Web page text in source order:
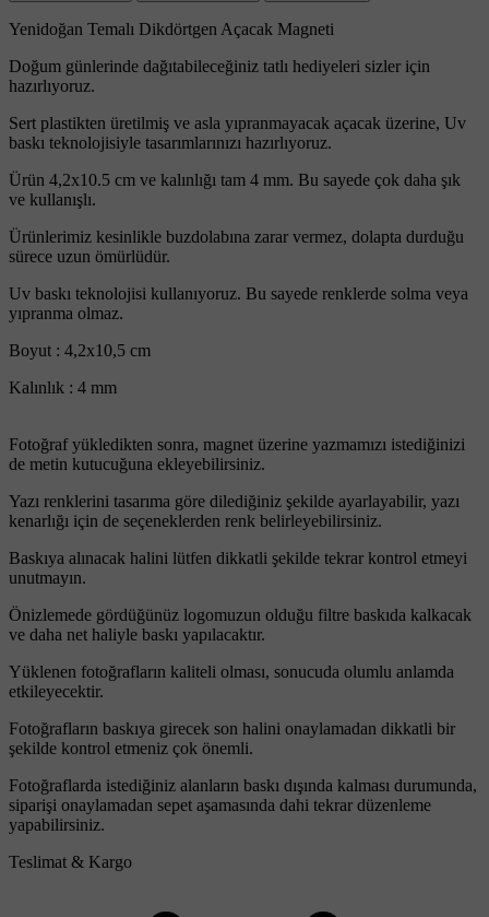
Yenidoğan Temalı Dikdörtgen Açacak Magneti
Doğum günlerinde dağıtabileceğiniz tatlı hediyeleri sizler için
hazırlıyoruz.
Sert plastikten üretilmiş ve asla yıpranmayacak açacak üzerine, Uv
baskı teknolojisiyle tasarımlarınızı hazırlıyoruz.
Ürün 4,2x10.5 cm ve kalınlığı tam 4 mm. Bu sayede çok daha şık
ve kullanışlı.
Ürünlerimiz kesinlikle buzdolabına zarar vermez, dolapta durduğu
sürece uzun ömürlüdür.
Uv baskı teknolojisi kullanıyoruz. Bu sayede renklerde solma veya
yıpranma olmaz.
Boyut : 4,2x10,5 cm
Kalınlık : 4 mm
Fotoğraf yükledikten sonra, magnet üzerine yazmamızı istediğinizi
de metin kutucuğuna ekleyebilirsiniz.
Yazı renklerini tasarıma göre dilediğiniz şekilde ayarlayabilir, yazı
kenarlığı için de seçeneklerden renk belirleyebilirsiniz.
Baskıya alınacak halini lütfen dikkatli şekilde tekrar kontrol etmeyi
unutmayın.
Önizlemede gördüğünüz logomuzun olduğu filtre baskıda kalkacak
ve daha net haliyle baskı yapılacaktır.
Yüklenen fotoğrafların kaliteli olması, sonucuda olumlu anlamda
etkileyecektir.
Fotoğrafların baskıya girecek son halini onaylamadan dikkatli bir
şekilde kontrol etmeniz çok önemli.
Fotoğraflarda istediğiniz alanların baskı dışında kalması durumunda,
siparişi onaylamadan sepet aşamasında dahi tekrar düzenleme
yapabilirsiniz.
Teslimat & Kargo